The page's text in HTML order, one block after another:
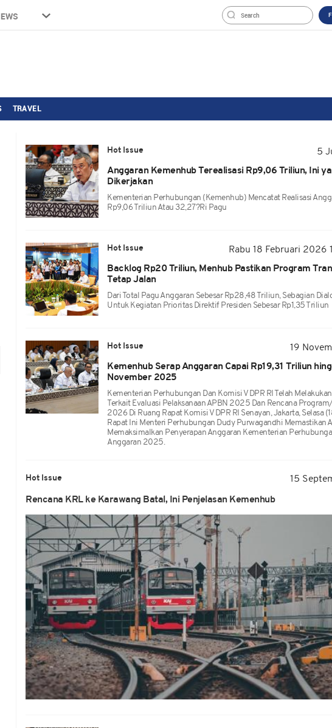
TRAVEL
Hot Issue
5
Anggaran Kemenhub Terealisasi Rp9,06 Triliun, Ini
Dikerjakan
Kementerian Perhubungan (Kemenhub) Mencatat Realisasi
Rp9,06 Triliun Atau 32,27?ri Pagu
Hot Issue
Rabu 18 Februari 2026
Backlog Rp20 Triliun, Menhub Pastikan Program
Tetap Jalan
Dari Total Pagu Anggaran Sebesar Rp28,48 Triliun, Sebagian
Untuk Kegiatan Prioritas Direktif Presiden Sebesar Rp1,35 Triliun
Hot Issue
19
Kemenhub Serap Anggaran Capai Rp19,31 Triliun
November 2025
Kementerian Perhubungan Dan Komisi V DPR RI Telah
Terkait Evaluasi Pelaksanaan APBN 2025 Dan Rencana
2026 Di Ruang Rapat Komisi V DPR RI Senayan, Jakarta, Selasa
Rapat Ini Menteri Perhubungan Dudy Purwagandhi Memastikan
Memaksimalkan Penyerapan Anggaran Kementerian
Anggaran 2025.
Hot Issue 15
Rencana KRL ke Karawang Batal, Ini Penjelasan Kemenhub